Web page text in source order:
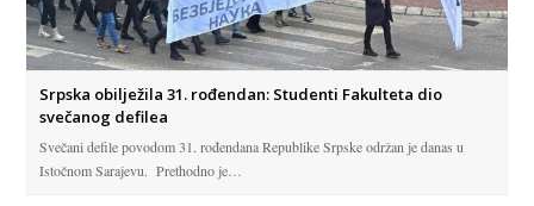
Srpska obilježila 31. rođendan: Studenti Fakulteta dio
svečanog defilea
Svečani defile povodom 31. rođendana Republike Srpske održan je danas u
Istočnom Sarajevu. Prethodno je…